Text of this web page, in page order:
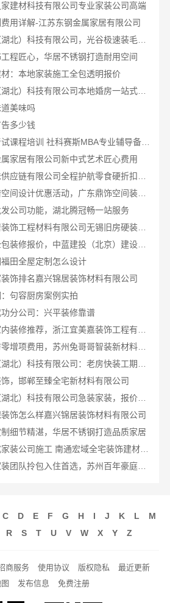
建材科技有限公司专业家装公司高端
用详解-江苏东钢金属家居有限公司
程匠心，华居不锈钢打造耐用空间
：本地家装施工全包透明报价
同城快装（湖北）科技有限公司本地婚房一站式装修，一口价更省心
美味吗
多少钱
大连mba考试课程培训 社科赛斯MBA专业辅导备考不盲目
家居有限公司新中式艺术匠心费用
珠三角靠谱空间设计优惠活动，广东鼎饰空间装饰工程有限公司
公司功能，湖北腾冠畅一站服务
无锡亿莱居装饰工程材料有限公司无锡旧房硬装报价透明
西咸新区全包装修报价，中蓝建投（北京）建设有限公司武功分公司
田全屋定制怎么设计
饰排名嘉兴锦居装饰材料有限公司
句容厨房案例实拍
分公司：兴平装修靠谱
装饰毛坯房零增项费用，苏州兔哥哥智装新材料有限公司签约即锁定预算
，邯郸至臻全宅新材料有限公司
同城快装（湖北）科技有限公司急装家装，报价透明省心
饰怎么样嘉兴锦居装饰材料有限公司
细节精湛，华居不锈钢打造品质家居
靠谱一站式家装公司施工 南通宏域全宅装饰建材有限公司
苏州靠谱家装团队拎包入住首选，苏州百年豪庭新材料有限公司
C D E F G H I J K L
M
R S T U V W X Y Z
商服务 使用协议 版权隐私
最近更新
发布信息 免费注册